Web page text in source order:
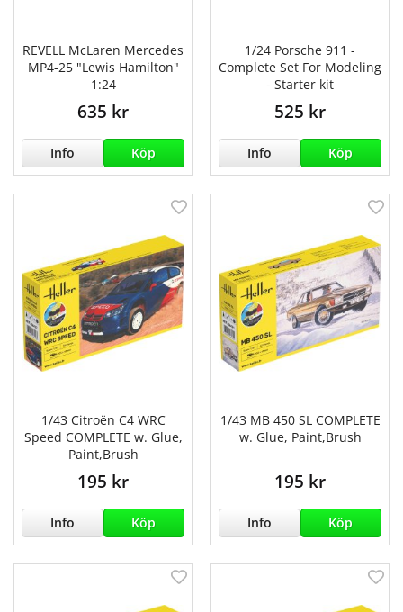
REVELL McLaren Mercedes
MP4-25 "Lewis Hamilton"
1:24
635 kr
Info Köp
1/24 Porsche 911 -
Complete Set For Modeling
- Starter kit
525 kr
Info Köp
1/43 Citroën C4 WRC
Speed COMPLETE w. Glue,
Paint,Brush
195 kr
Info Köp
1/43 MB 450 SL COMPLETE
w. Glue, Paint,Brush
195 kr
Info Köp